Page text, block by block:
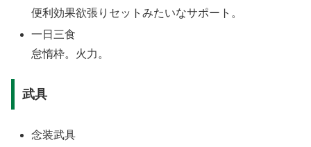
便利効果欲張りセットみたいなサポート。
一日三食
怠惰枠。火力。
武具
念装武具